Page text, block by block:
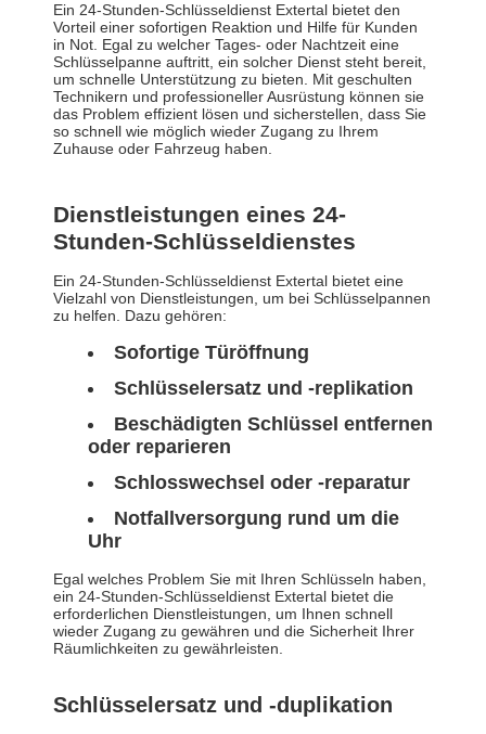
Ein 24-Stunden-Schlüsseldienst Extertal bietet den
Vorteil einer sofortigen Reaktion und Hilfe für Kunden
in Not. Egal zu welcher Tages- oder Nachtzeit eine
Schlüsselpanne auftritt, ein solcher Dienst steht bereit,
um schnelle Unterstützung zu bieten. Mit geschulten
Technikern und professioneller Ausrüstung können sie
das Problem effizient lösen und sicherstellen, dass Sie
so schnell wie möglich wieder Zugang zu Ihrem
Zuhause oder Fahrzeug haben.
Dienstleistungen eines 24-
Stunden-Schlüsseldienstes
Ein 24-Stunden-Schlüsseldienst Extertal bietet eine
Vielzahl von Dienstleistungen, um bei Schlüsselpannen
zu helfen. Dazu gehören:
Sofortige Türöffnung
Schlüsselersatz und -replikation
Beschädigten Schlüssel entfernen
oder reparieren
Schlosswechsel oder -reparatur
Notfallversorgung rund um die
Uhr
Egal welches Problem Sie mit Ihren Schlüsseln haben,
ein 24-Stunden-Schlüsseldienst Extertal bietet die
erforderlichen Dienstleistungen, um Ihnen schnell
wieder Zugang zu gewähren und die Sicherheit Ihrer
Räumlichkeiten zu gewährleisten.
Schlüsselersatz und -duplikation